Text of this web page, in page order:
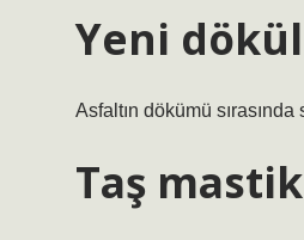
Yeni
Asfaltın dökümü sırasında
Taş